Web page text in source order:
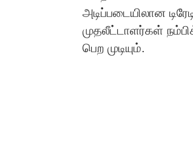
அடிப்படையிலான
முதலீட்டாளர்கள்
பெற முடியும்.